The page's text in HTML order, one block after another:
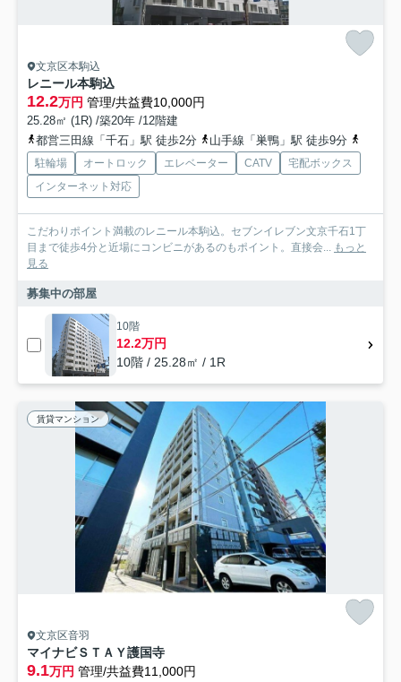
文京区本駒込
レニール本駒込
12.2万円 管理/共益費10,000円
25.28㎡ (1R) /築20年 /12階建
都営三田線「千石」駅 徒歩2分
山手線「巣鴨」駅 徒歩9分
駐輪場 オートロック エレベーター CATV
宅配ボックス
インターネット対応
こだわりポイント満載のレニール本駒込。セブンイレブン文京千石1丁
目まで徒歩4分と近場にコンビニがあるのもポイント。直接会... もっと
見る
募集中の部屋
10階
12.2万円
10階 / 25.28㎡ / 1R
賃貸マンション
文京区音羽
マイナビＳＴＡＹ護国寺
9.1万円 管理/共益費11,000円